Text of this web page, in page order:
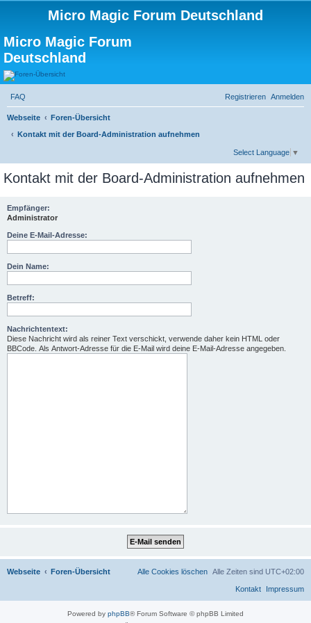
Micro Magic Forum Deutschland
Micro Magic Forum
Deutschland
FAQ Anmelden
Registrieren
Webseite
Foren-Übersicht
Kontakt mit der Board-Administration aufnehmen
c
Select Language ▼
Kontakt mit der Board-Administration aufnehmen
Empfänger:
Administrator
Deine E-Mail-Adresse:
Dein Name:
Betreff:
Nachrichtentext:
Diese Nachricht wird als reiner Text verschickt, verwende daher kein HTML oder
BBCode. Als Antwort-Adresse für die E-Mail wird deine E-Mail-Adresse angegeben.
Webseite Foren-Übersicht Alle Zeiten sind UTC+02:00
Alle Cookies löschen
Impressum
Kontakt
Powered by phpBB® Forum Software © phpBB Limited